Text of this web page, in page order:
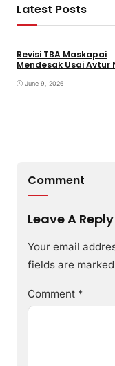
Latest Posts
Revisi TBA Maskapai
Mendesak Usai Avtur
June 9, 2026
Comment
Leave A Reply
Your email
fields are marked
Comment *